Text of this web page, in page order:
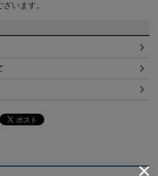
います。